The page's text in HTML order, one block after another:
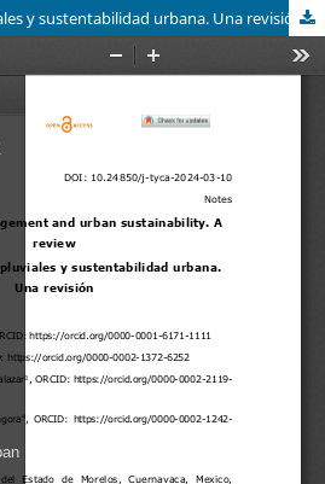
y sustentabilidad urbana. Una revisión